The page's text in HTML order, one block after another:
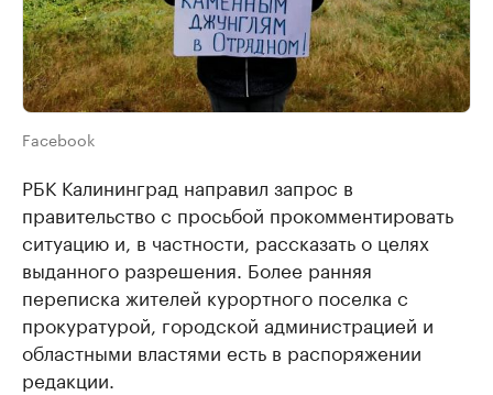
Facebook
РБК Калининград направил запрос в
правительство с просьбой прокомментировать
ситуацию и, в частности, рассказать о целях
выданного разрешения. Более ранняя
переписка жителей курортного поселка с
прокуратурой, городской администрацией и
областными властями есть в распоряжении
редакции.